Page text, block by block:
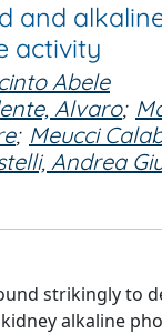
and
activity
Abele
Alvaro;
; Meucci
Andrea
strikingly to
alkaline